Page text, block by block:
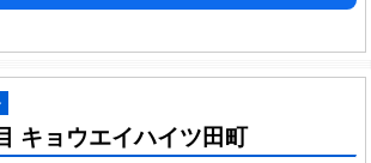
キョウエイハイツ田町